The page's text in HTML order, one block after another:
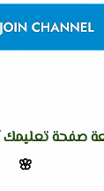
صفحة تعليمك
🌸